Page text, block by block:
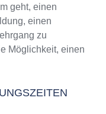
geht, einen
einen
zu
Möglichkeit, einen